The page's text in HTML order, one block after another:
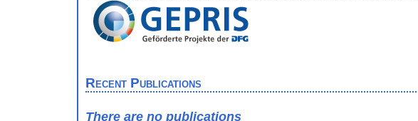
Recent Publications
There are no publications